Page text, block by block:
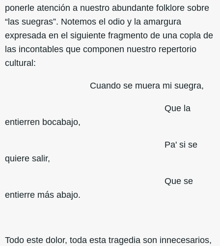
ponerle atención a nuestro abundante folklore sobre
“las suegras”. Notemos el odio y la amargura
expresada en el siguiente fragmento de una copla de
las incontables que componen nuestro repertorio
cultural:
Cuando se muera mi suegra,
Que la
entierren bocabajo,
Pa' si se
quiere salir,
Que se
entierre más abajo.
Todo este dolor, toda esta tragedia son innecesarios,